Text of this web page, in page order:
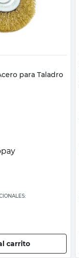
rápida
para Taladro
carrito